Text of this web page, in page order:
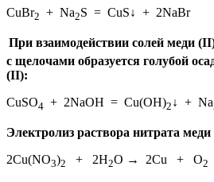
CuBr2 + Na2S = CuS↓ + 2NaBr
При взаимодействии солей меди
с щелочами образуется голубой
(II):
CuSO4 + 2NaOH = Cu(OH)2 ↓ + Na
Электролиз раствора нитрата
2Cu(NO3)2 + 2Н2О → 2Cu + O2